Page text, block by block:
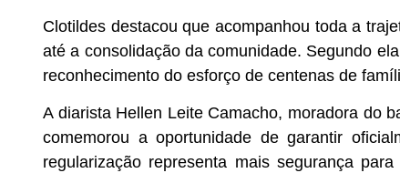
Clotildes destacou que acompanhou toda a
até a consolidação da comunidade. Segundo
reconhecimento do esforço de centenas de
A diarista Hellen Leite Camacho, moradora do
comemorou a oportunidade de garantir
regularização representa mais segurança